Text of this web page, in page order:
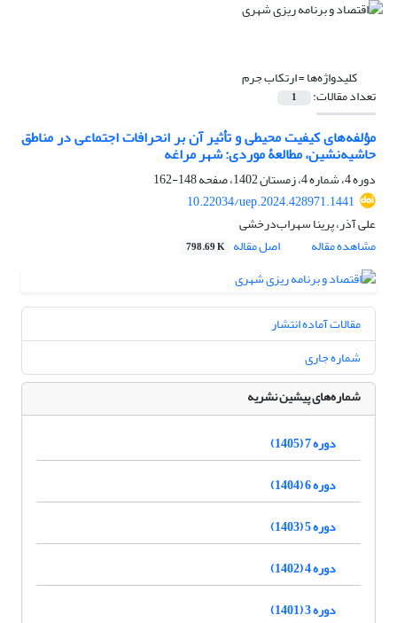
کلیدواژه‌ها =ارتکاب جرم
تعداد مقالات: 1
مؤلفه‌های کیفیت محیطی و تأثیر آن بر انحرافات اجتماعی در مناطق
حاشیه‌نشین، ‌مطالعۀ موردی: شهر مراغه
دوره 4، شماره 4، زمستان 1402، صفحه
148-162
10.22034/uep.2024.428971.1441
علی آذر، پرینا سهراب‌درخشی
مشاهده مقاله
اصل مقاله 798.69 K
مقالات آماده انتشار
شماره جاری
شماره‌های پیشین نشریه
دوره 7 (1405)
دوره 6 (1404)
دوره 5 (1403)
دوره 4 (1402)
دوره 3 (1401)